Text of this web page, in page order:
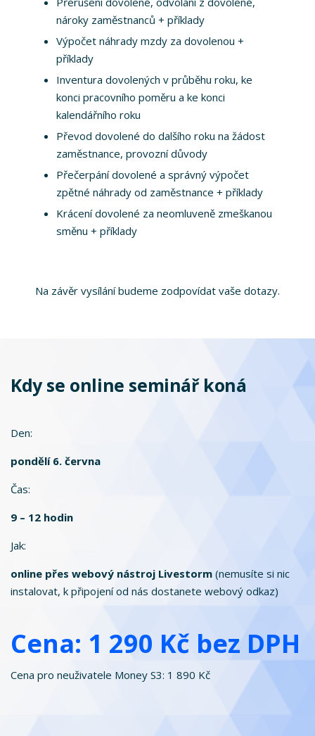
nároky zaměstnanců + příklady
Výpočet náhrady mzdy za dovolenou +
příklady
Inventura dovolených v průběhu roku, ke
konci pracovního poměru a ke konci
kalendářního roku
Převod dovolené do dalšího roku na žádost
zaměstnance, provozní důvody
Přečerpání dovolené a správný výpočet
zpětné náhrady od zaměstnance + příklady
Krácení dovolené za neomluveně zmeškanou
směnu + příklady
Na závěr vysílání budeme zodpovídat vaše dotazy.
Kdy se online seminář koná
Den:
pondělí 6. června
Čas:
9 – 12 hodin
Jak:
online přes webový nástroj Livestorm (nemusíte si nic
instalovat, k připojení od nás dostanete webový odkaz)
Cena: 1 290 Kč bez DPH
Cena pro neuživatele Money S3: 1 890 Kč